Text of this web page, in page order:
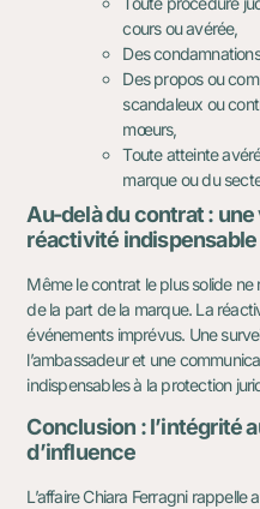
cours ou avérée,
Des
Des propos ou
scandaleux ou
mœurs,
Toute atteinte
marque ou du
Au-delà du contrat :
réactivité indispensable
Même le contrat le plus solide
de la part de la marque. La
événements imprévus. Une
l’ambassadeur et une
indispensables à la protection
Conclusion : l’intégrité
d’influence
L’affaire Chiara Ferragni